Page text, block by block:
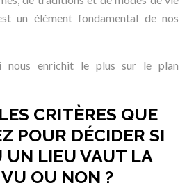
un élément fondamental de nos
nous enrichit le plus sur le plan
CRITÈRES QUE
POUR DÉCIDER SI
UN LIEU VAUT LA
VU OU NON ?